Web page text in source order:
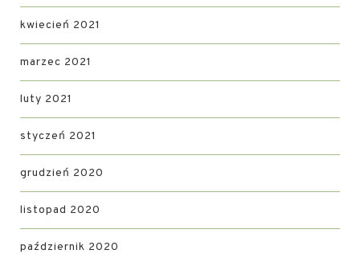
kwiecień 2021
marzec 2021
luty 2021
styczeń 2021
grudzień 2020
listopad 2020
październik 2020